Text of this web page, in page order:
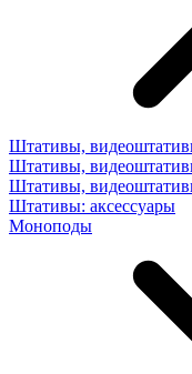
Штативы,
Штативы,
Штативы,
Штативы: аксессуары
Моноподы